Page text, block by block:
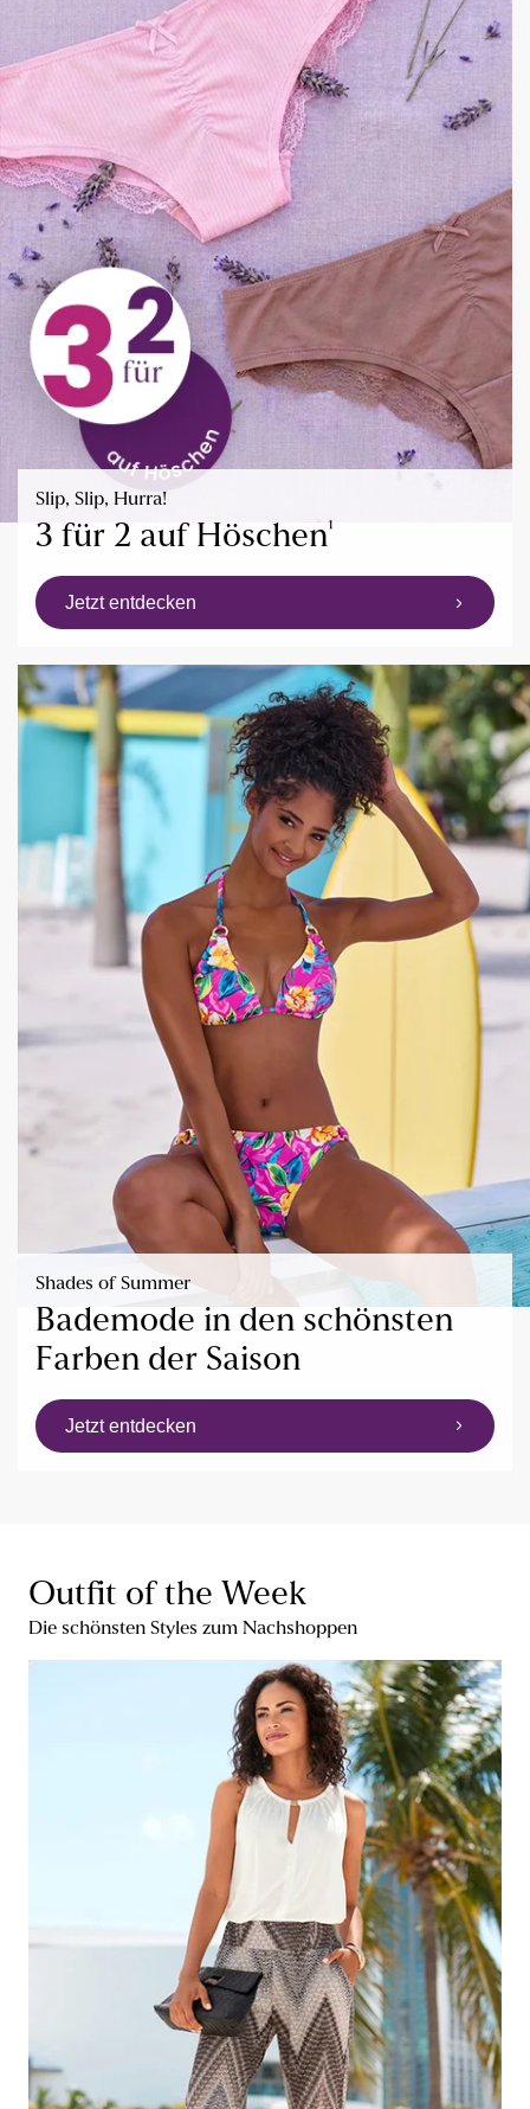
Slip, Slip, Hurra!
3 für 2 auf Höschen¹
Jetzt entdecken
Shades of Summer
Bademode in den schönsten
Farben der Saison
Jetzt entdecken
Outfit of the Week
Die schönsten Styles zum Nachshoppen